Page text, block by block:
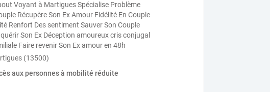
Voyant à Martigues Spécialise Problème
Récupère Son Ex Amour Fidélité En Couple
Renfort Des sentiment Sauver Son Couple
Son Ex Déception amoureux cris conjugal
Faire revenir Son Ex amour en 48h
(13500)
aux personnes à mobilité réduite